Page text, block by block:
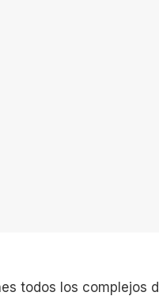
todos los complejos